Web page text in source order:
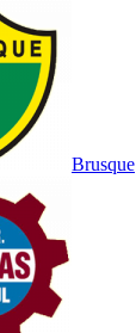
Brusque